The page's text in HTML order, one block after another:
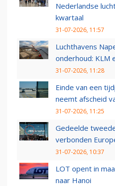
Nederlandse
kwartaal
31-07-2026, 11:57
Luchthavens
onderhoud: KLM
31-07-2026, 11:28
Einde van een
neemt afscheid
31-07-2026, 11:25
Gedeelde
verbonden
31-07-2026, 10:37
LOT opent in
naar Hanoi